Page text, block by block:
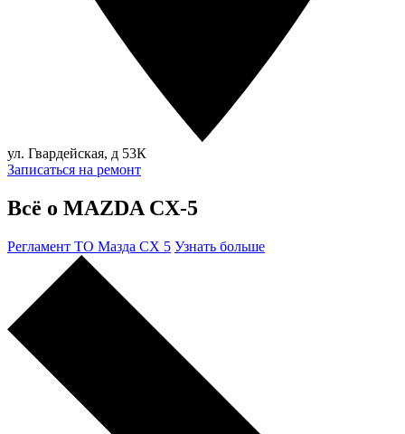
ул. Гвардейская, д 53К
Записаться на ремонт
Всё о MAZDA CX-5
Регламент ТО Мазда СХ 5 Узнать больше